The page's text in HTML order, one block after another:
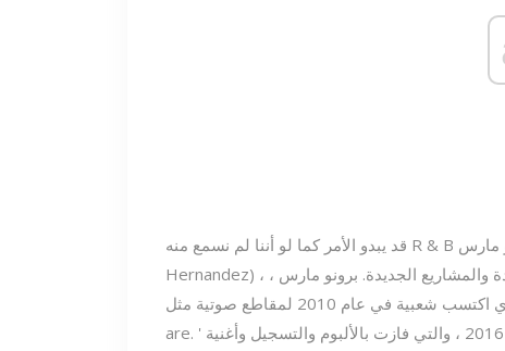
قد يبدو الأمر كما لو أننا لم نسمع منه R & B والمغني الفانك برونو مارس (المعروف أيضًا باسم Peter Gene
Hernandez) ، لكن رمز الموسيقى كان يعمل بجد على الموسيقى الجديدة والمشاريع الجديدة. برونو مارس ،
الذي اكتسب شعبية في عام 2010 لمقاطع صوتية مثل 'Nothin' on You و 'Billionaire' و Just the you You
في عام 2016 ، والتي فازت بالألبوم والتسجيل وأغنية